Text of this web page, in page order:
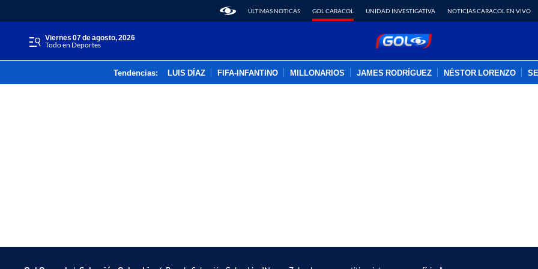
ÚLTIMAS NOTICAS GOL CARACOL UNIDAD INVESTIGATIVA NOTICIAS CARACOL EN VIVO
viernes 07 de agosto, 2026
Todo en Deportes
Tendencias: LUIS DÍAZ FIFA-INFANTINO MILLONARIOS JAMES RODRÍGUEZ NÉSTOR LORENZO